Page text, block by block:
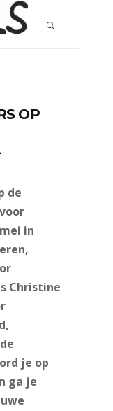
OP
de
in
Christine
je op
ga je